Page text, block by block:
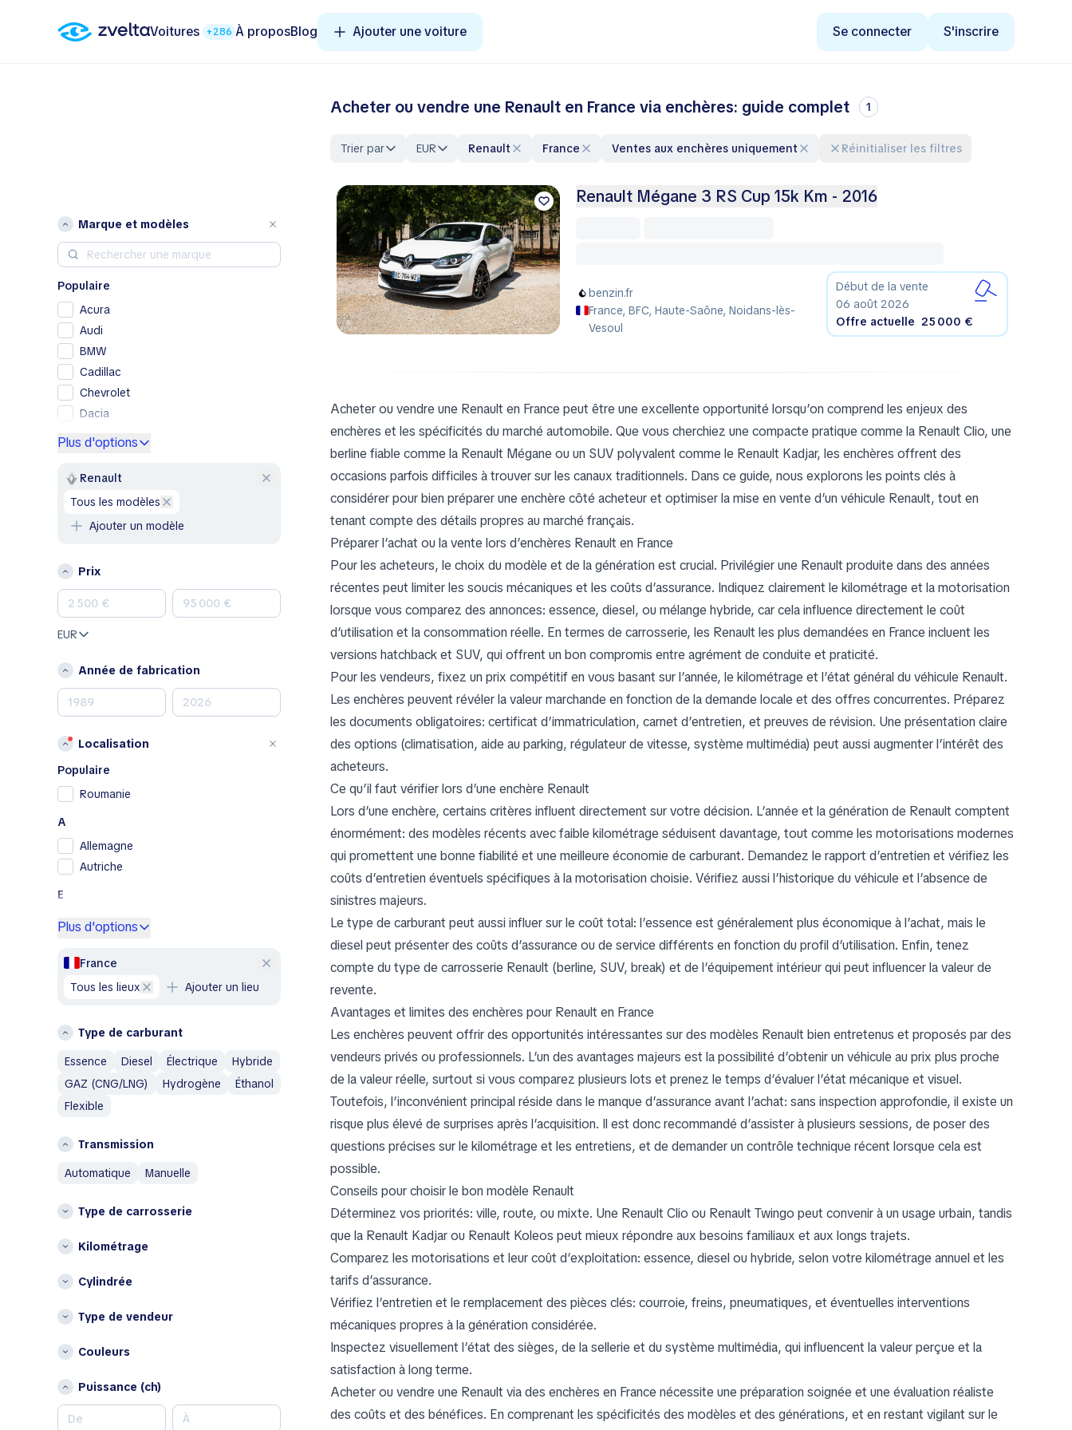
Voitures +286 À proposBlog Ajouter une voiture Se connecter S'inscrire
Marque et modèles
Populaire
Acura
Audi
BMW
Cadillac
Chevrolet
Dacia
GMC
Honda
Land Rover
Lexus
Mazda
Mercedes-Benz
Opel
Porsche
RAM
SsangYong
Subaru
Volvo
A
Aixam
AM General
Aston Martin
Austin
Austin Healey
B
BAIC
Bestune
Brabus
Buick
Changan
Citroen
Plus d'options
Renault
tous les modèles
Ajouter un modèle
Prix
EUR
Année de fabrication
Localisation
Populaire
Roumanie
A
Allemagne
Autriche
E
Espagne
France
Italie
Lituanie
Pologne
Autres
Bulgarie
Chypre
Danemark
Finlande
Hongrie
Plus d'options
France
tous les lieux
Ajouter un lieu
Type de carburant
Essence
Diesel Électrique
Hybride
GAZ (CNG/LNG)
Hydrogène
Éthanol
Flexible
Transmission
automatique
manuelle
Type de carrosserie
Kilométrage
Cylindrée
Type de vendeur
Couleurs
Puissance (ch)
Acheter ou vendre une Renault en France via enchères: guide complet 1
Trier par EUR Renault France Ventes aux enchères uniquement Réinitialiser les filtres
Renault Mégane 3 RS Cup 15k Km - 2016
benzin.fr
France, BFC, Haute-Saône, Noidans-lès-
Vesoul
Début de la vente
06 août 2026
Offre actuelle 25 000 €
Acheter ou vendre une Renault en France peut être une excellente opportunité lorsqu’on comprend les enjeux des
enchères et les spécificités du marché automobile. Que vous cherchiez une compacte pratique comme la Renault Clio, une
berline fiable comme la Renault Mégane ou un SUV polyvalent comme le Renault Kadjar, les enchères offrent des
occasions parfois difficiles à trouver sur les canaux traditionnels. Dans ce guide, nous explorons les points clés à
considérer pour bien préparer une enchère côté acheteur et optimiser la mise en vente d’un véhicule Renault, tout en
tenant compte des détails propres au marché français.
Préparer l’achat ou la vente lors d’enchères Renault en France
Pour les acheteurs, le choix du modèle et de la génération est crucial. Privilégier une Renault produite dans des années
récentes peut limiter les soucis mécaniques et les coûts d’assurance. Indiquez clairement le kilométrage et la motorisation
lorsque vous comparez des annonces: essence, diesel, ou mélange hybride, car cela influence directement le coût
d’utilisation et la consommation réelle. En termes de carrosserie, les Renault les plus demandées en France incluent les
versions hatchback et SUV, qui offrent un bon compromis entre agrément de conduite et praticité.
Pour les vendeurs, fixez un prix compétitif en vous basant sur l’année, le kilométrage et l’état général du véhicule Renault.
Les enchères peuvent révéler la valeur marchande en fonction de la demande locale et des offres concurrentes. Préparez
les documents obligatoires: certificat d’immatriculation, carnet d’entretien, et preuves de révision. Une présentation claire
des options (climatisation, aide au parking, régulateur de vitesse, système multimédia) peut aussi augmenter l’intérêt des
acheteurs.
Ce qu’il faut vérifier lors d’une enchère Renault
Lors d’une enchère, certains critères influent directement sur votre décision. L’année et la génération de Renault comptent
énormément: des modèles récents avec faible kilométrage séduisent davantage, tout comme les motorisations modernes
qui promettent une bonne fiabilité et une meilleure économie de carburant. Demandez le rapport d’entretien et vérifiez les
coûts d’entretien éventuels spécifiques à la motorisation choisie. Vérifiez aussi l’historique du véhicule et l’absence de
sinistres majeurs.
Le type de carburant peut aussi influer sur le coût total: l’essence est généralement plus économique à l’achat, mais le
diesel peut présenter des coûts d’assurance ou de service différents en fonction du profil d’utilisation. Enfin, tenez
compte du type de carrosserie Renault (berline, SUV, break) et de l’équipement intérieur qui peut influencer la valeur de
revente.
Avantages et limites des enchères pour Renault en France
Les enchères peuvent offrir des opportunités intéressantes sur des modèles Renault bien entretenus et proposés par des
vendeurs privés ou professionnels. L’un des avantages majeurs est la possibilité d’obtenir un véhicule au prix plus proche
de la valeur réelle, surtout si vous comparez plusieurs lots et prenez le temps d’évaluer l’état mécanique et visuel.
Toutefois, l’inconvénient principal réside dans le manque d’assurance avant l’achat: sans inspection approfondie, il existe un
risque plus élevé de surprises après l’acquisition. Il est donc recommandé d’assister à plusieurs sessions, de poser des
questions précises sur le kilométrage et les entretiens, et de demander un contrôle technique récent lorsque cela est
possible.
Conseils pour choisir le bon modèle Renault
Déterminez vos priorités: ville, route, ou mixte. Une Renault Clio ou Renault Twingo peut convenir à un usage urbain, tandis
que la Renault Kadjar ou Renault Koleos peut mieux répondre aux besoins familiaux et aux longs trajets.
Comparez les motorisations et leur coût d’exploitation: essence, diesel ou hybride, selon votre kilométrage annuel et les
tarifs d’assurance.
Vérifiez l’entretien et le remplacement des pièces clés: courroie, freins, pneumatiques, et éventuelles interventions
mécaniques propres à la génération considérée.
Inspectez visuellement l’état des sièges, de la sellerie et du système multimédia, qui influencent la valeur perçue et la
satisfaction à long terme.
Acheter ou vendre une Renault via des enchères en France nécessite une préparation soignée et une évaluation réaliste
des coûts et des bénéfices. En comprenant les spécificités des modèles et des générations, et en restant vigilant sur le